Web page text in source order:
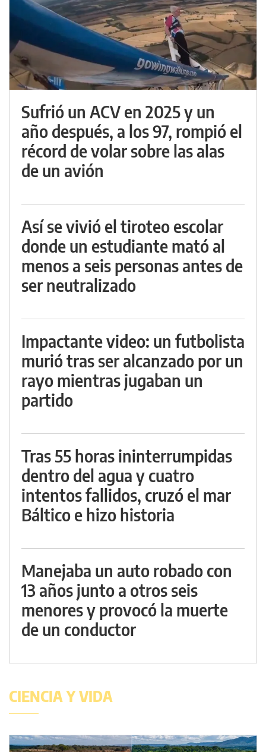
Sufrió un ACV en 2025 y un
año después, a los 97, rompió el
récord de volar sobre las alas
de un avión
Así se vivió el tiroteo escolar
donde un estudiante mató al
menos a seis personas antes de
ser neutralizado
Impactante video: un futbolista
murió tras ser alcanzado por un
rayo mientras jugaban un
partido
Tras 55 horas ininterrumpidas
dentro del agua y cuatro
intentos fallidos, cruzó el mar
Báltico e hizo historia
Manejaba un auto robado con
13 años junto a otros seis
menores y provocó la muerte
de un conductor
CIENCIA Y VIDA